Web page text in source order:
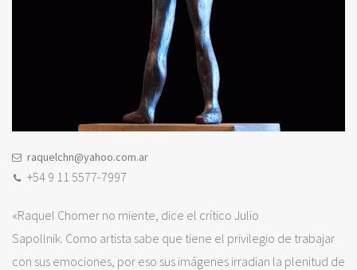
raquelchn@yahoo.com.ar
+54 9 11 5577-7997
«Raquel Chomer no miente, dice el crítico Julio
Sapollnik. Como artista sabe que tiene el privilegio de trabajar
con sus emociones, por eso sus imágenes irradian la plenitud de